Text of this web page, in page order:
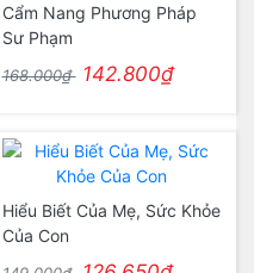
Cẩm Nang Phương Pháp
Sư Phạm
168.000₫ 142.800₫
Hiểu Biết Của Mẹ, Sức Khỏe
Của Con